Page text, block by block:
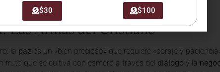
Las Armas del Cristiano
la paz es un «bien precioso» que requiere «coraje y
fruto que se cultiva con esmero a través del diálogo y la
$30 $100